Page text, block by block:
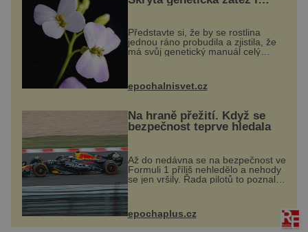
Představte si, že by se rostlina
jednou ráno probudila a zjistila, že
má svůj genetický manuál celý
výzkumu to může být pro druhy
vstupenka...
epochalnisvet.cz
Na hraně přežití. Když se
bezpečnost teprve hledala
Až do nedávna se na bezpečnost ve
Formuli 1 příliš nehledělo a nehody
se jen vršily. Řada pilotů to poznala
na vlastní kůži, často s trvalými
následky nebo bohužel i ztrátou
života. Dnes nepochopiteln...
epochaplus.cz